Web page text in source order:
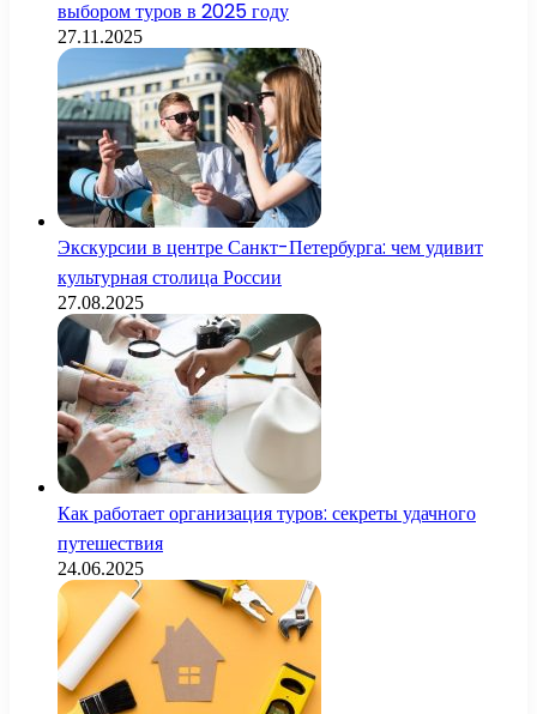
выбором туров в 2025 году
27.11.2025
Экскурсии в центре Санкт-Петербурга: чем удивит
культурная столица России
27.08.2025
Как работает организация туров: секреты удачного
путешествия
24.06.2025